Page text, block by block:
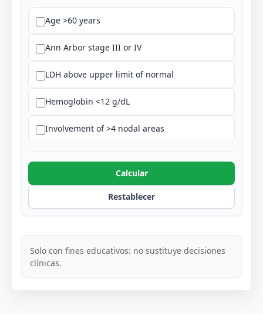
Age >60 years
Ann Arbor stage III or IV
LDH above upper limit of normal
Hemoglobin <12 g/dL
Involvement of >4 nodal areas
Calcular
Restablecer
Solo con fines educativos: no sustituye decisiones
clínicas.